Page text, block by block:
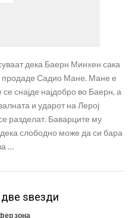
дека Баерн Минхен сака
продаде Садио Мане. Мане е
снајде најдобро во Баерн, а
и ударот на Лерој
разделат. Баварците му
слободно може да си бара
…
ѕвезди
зона